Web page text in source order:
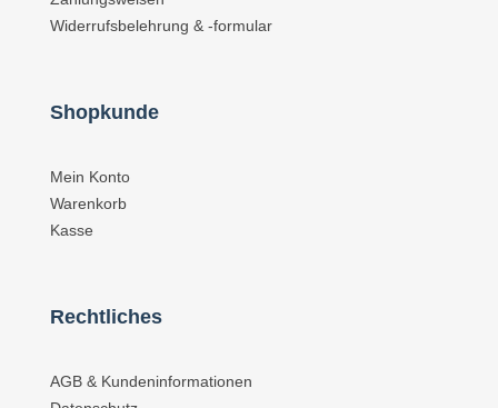
Widerrufsbelehrung & -formular
Shopkunde
Mein Konto
Warenkorb
Kasse
Rechtliches
AGB & Kundeninformationen